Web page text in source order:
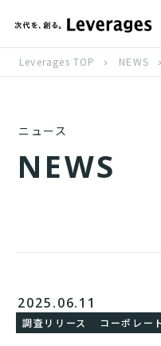
Leverages TOP NEWS
ニュース
NEWS
2025.06.11
調査リリース コーポレー